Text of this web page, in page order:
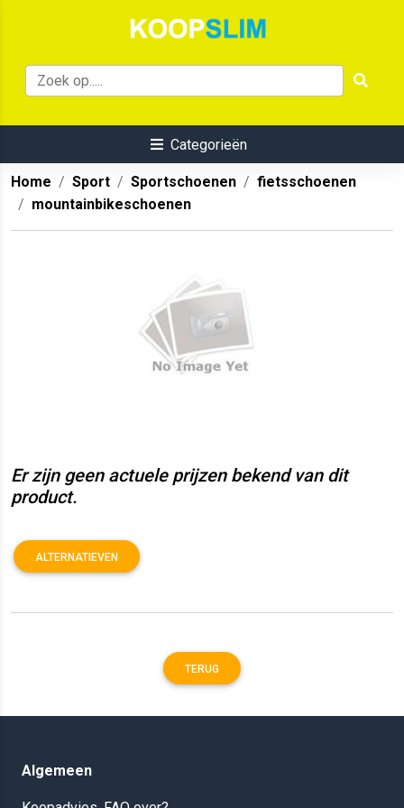
Categorieën
Home Sport Sportschoenen
fietsschoenen
mountainbikeschoenen
Er zijn geen actuele prijzen bekend van dit
product.
ALTERNATIEVEN
TERUG
Algemeen